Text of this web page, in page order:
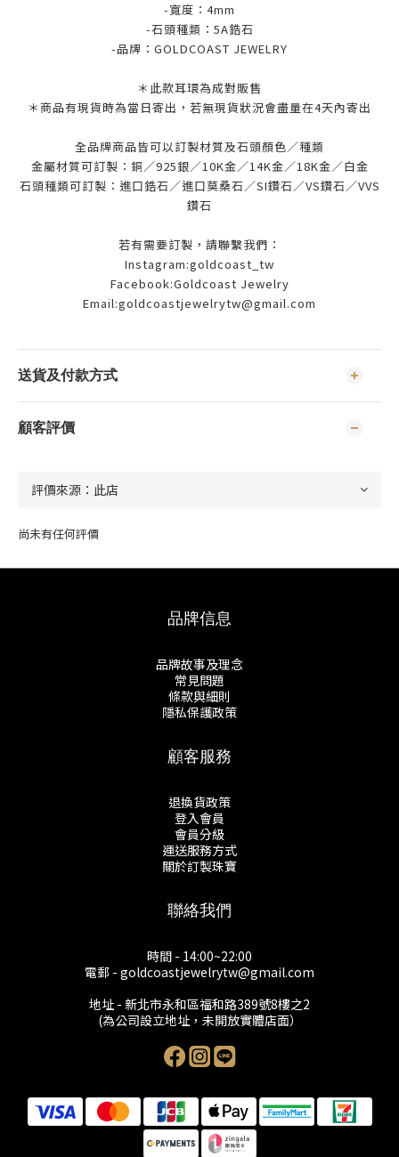
-寬度：4mm
-石頭種類：5A鋯石
-品牌： GOLDCOAST JEWELRY
＊此款耳環為成對販售
＊商品有現貨時為當日寄出，若無現貨狀況會盡量在4天內寄出
全品牌商品皆可以訂製材質及石頭顏色／種類
金屬材質可訂製：銅／925銀／10K金／14K金／18K金／白金
石頭種類可訂製：進口鋯石／進口莫桑石／SI鑽石／VS鑽石／VVS
鑽石
若有需要訂製，請聯繫我們：
Instagram:goldcoast_tw
Facebook:Goldcoast Jewelry
Email:goldcoastjewelrytw@gmail.com
送貨及付款方式
顧客評價
尚未有任何評價
品牌信息
品牌故事及理念
常見問題
條款與細則
隱私保護政策
顧客服務
退換貨政策
登入會員
會員分級
運送服務方式
關於訂製珠寶
聯絡我們
時間 - 14:00~22:00
電郵 - goldcoastjewelrytw@gmail.com
地址 - 新北市永和區福和路389號8樓之2
(為公司設立地址，未開放實體店面）